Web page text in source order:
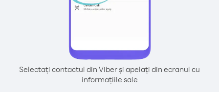
Selectați contactul din Viber și apelați din ecranul cu
informațiile sale